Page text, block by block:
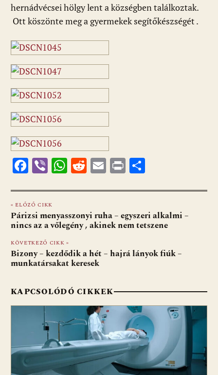
hernádvécsei hölgy lent a községben találkoztak.
Ott köszönte meg a gyermekek segítőkészségét .
F
e
b
o
o
k
Vi
er
W
at
s
A
p
p
R
d
di
t
E
ai
l
Pr
t za
m
e
« ELŐZŐ CIKK
Párizsi menyasszonyi ruha – egyszeri alkalmi –
nincs az a vőlegény , akinek nem tetszene
KÖVETKEZŐ CIKK »
Bizony – kezdődik a hét – hajrá lányok fiúk –
munkatársakat keresek
KAPCSOLÓDÓ CIKKEK